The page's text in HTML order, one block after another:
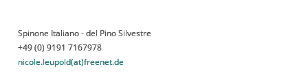
Spinone Italiano - del Pino Silvestre
+49 (0) 9191 7167978
nicole.leupold(at)freenet.de
Spinone Italiano - del Pino Silvestre
+49 (0) 9191 7167978
nicole.leupold(at)freenet.de